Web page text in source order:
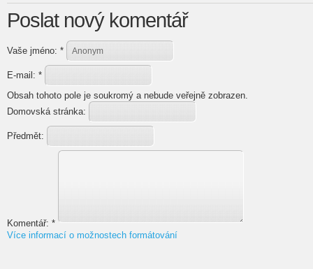
Poslat nový komentář
Vaše jméno: *
E-mail: *
Obsah tohoto pole je soukromý a nebude veřejně zobrazen.
Domovská stránka:
Předmět:
Komentář: *
Více informací o možnostech formátování